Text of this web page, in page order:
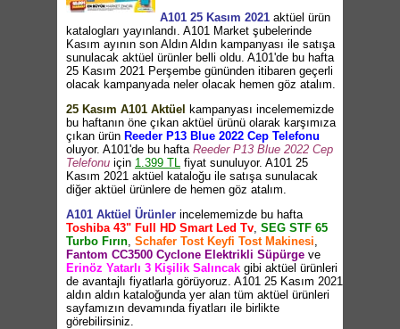
A101 25 Kasım 2021 aktüel ürün
katalogları yayınlandı. A101 Market şubelerinde
Kasım ayının son Aldın Aldın kampanyası ile satışa
sunulacak aktüel ürünler belli oldu. A101'de bu hafta
25 Kasım 2021 Perşembe gününden itibaren geçerli
olacak kampanyada neler olacak hemen göz atalım.
25 Kasım A101 Aktüel
kampanyası incelememizde
bu haftanın öne çıkan aktüel ürünü olarak karşımıza
çıkan ürün Reeder P13 Blue 2022 Cep Telefonu
oluyor. A101'de bu hafta Reeder P13 Blue 2022 Cep
Telefonu için 1.399 TL fiyat sunuluyor. A101 25
Kasım 2021 aktüel kataloğu ile satışa sunulacak
diğer aktüel ürünlere de hemen göz atalım.
A101 Aktüel Ürünler incelememizde bu hafta
Toshiba 43" Full HD Smart Led Tv, SEG STF 65
Turbo Fırın, Schafer Tost Keyfi Tost Makinesi,
Fantom CC3500 Cyclone Elektrikli Süpürge ve
Erinöz Yatarlı 3 Kişilik Salıncak gibi aktüel ürünleri
de avantajlı fiyatlarla görüyoruz. A101 25 Kasım 2021
aldın aldın kataloğunda yer alan tüm aktüel ürünleri
sayfamızın devamında fiyatları ile birlikte
görebilirsiniz.